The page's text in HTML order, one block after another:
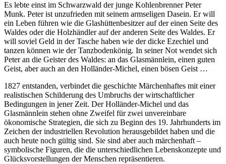
Es lebte einst im Schwarzwald der junge Kohlenbrenner Peter
Munk. Peter ist unzufrieden mit seinem armseligen Dasein. Er will
ein Leben führen wie die Glashüttenbesitzer auf der einen Seite des
Waldes oder die Holzhändler auf der anderen Seite des Waldes. Er
will soviel Geld in der Tasche haben wie der dicke Ezechiel und
tanzen können wie der Tanzbodenkönig. In seiner Not wendet sich
Peter an die Geister des Waldes: an das Glasmännlein, einen guten
Geist, aber auch an den Holländer-Michel, einen bösen Geist …
1827 entstanden, verbindet die geschichte Märchenhaftes mit einer
realistischen Schilderung des Umbruchs der wirtschaftlicher
Bedingungen in jener Zeit. Der Holländer-Michel und das
Glasmännlein stehen ohne Zweifel für zwei unvereinbare
ökonomische Strategien, die sich zu Beginn des 19. Jahrhunderts im
Zeichen der industriellen Revolution herausgebildet haben und die
auch heute noch gültig sind. Sie sind aber auch märchenhaft –
symbolische Figuren, die die unterschiedlichen Lebenskonzepte und
Glücksvorstellungen der Menschen repräsentieren.